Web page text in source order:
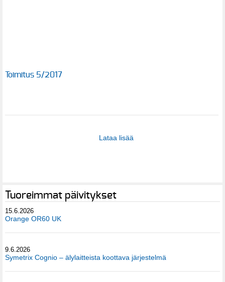
Toimitus 5/2017
Lataa lisää
Tuoreimmat päivitykset
15.6.2026
Orange OR60 UK
9.6.2026
Symetrix Cognio – älylaitteista koottava järjestelmä